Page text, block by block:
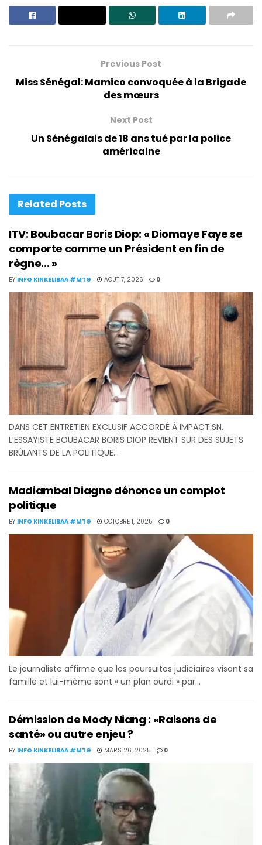
Previous Post
Miss Sénégal: Mamico convoquée à la Brigade
des mœurs
Next Post
Un Sénégalais de 18 ans tué par la police
américaine
Related Posts
ITV: Boubacar Boris Diop: « Diomaye Faye se
comporte comme un Président en fin de
règne… »
BY INFO KINKELIBAA #MTG AOÛT 7, 2026 0
DANS CET ENTRETIEN EXCLUSIF ACCORDÉ À IMPACT.SN,
L’ESSAYISTE BOUBACAR BORIS DIOP REVIENT SUR DES SUJETS
BRÛLANTS DE LA POLITIQUE...
Madiambal Diagne dénonce un complot
politique
BY INFO KINKELIBAA #MTG OCTOBRE 1, 2025 0
Le journaliste affirme que les poursuites judiciaires visant sa
famille et lui-même sont « un plan ourdi » par...
Démission de Mody Niang : «Raisons de
santé» ou autre enjeu ?
BY INFO KINKELIBAA #MTG MARS 26, 2025 0